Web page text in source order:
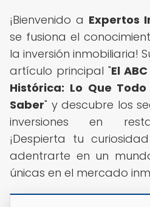
¡Bienvenido a Expertos
se fusiona el
la inversión inmobiliaria!
artículo principal "El
Histórica: Lo Que
Saber" y descubre los
inversiones en
¡Despierta tu
adentrarte en un
únicas en el mercado